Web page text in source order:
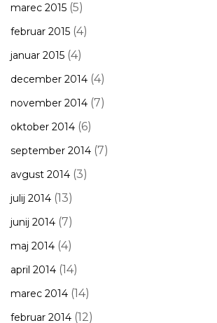
marec 2015 (5)
februar 2015 (4)
januar 2015 (4)
december 2014 (4)
november 2014 (7)
oktober 2014 (6)
september 2014 (7)
avgust 2014 (3)
julij 2014 (13)
junij 2014 (7)
maj 2014 (4)
april 2014 (14)
marec 2014 (14)
februar 2014 (12)